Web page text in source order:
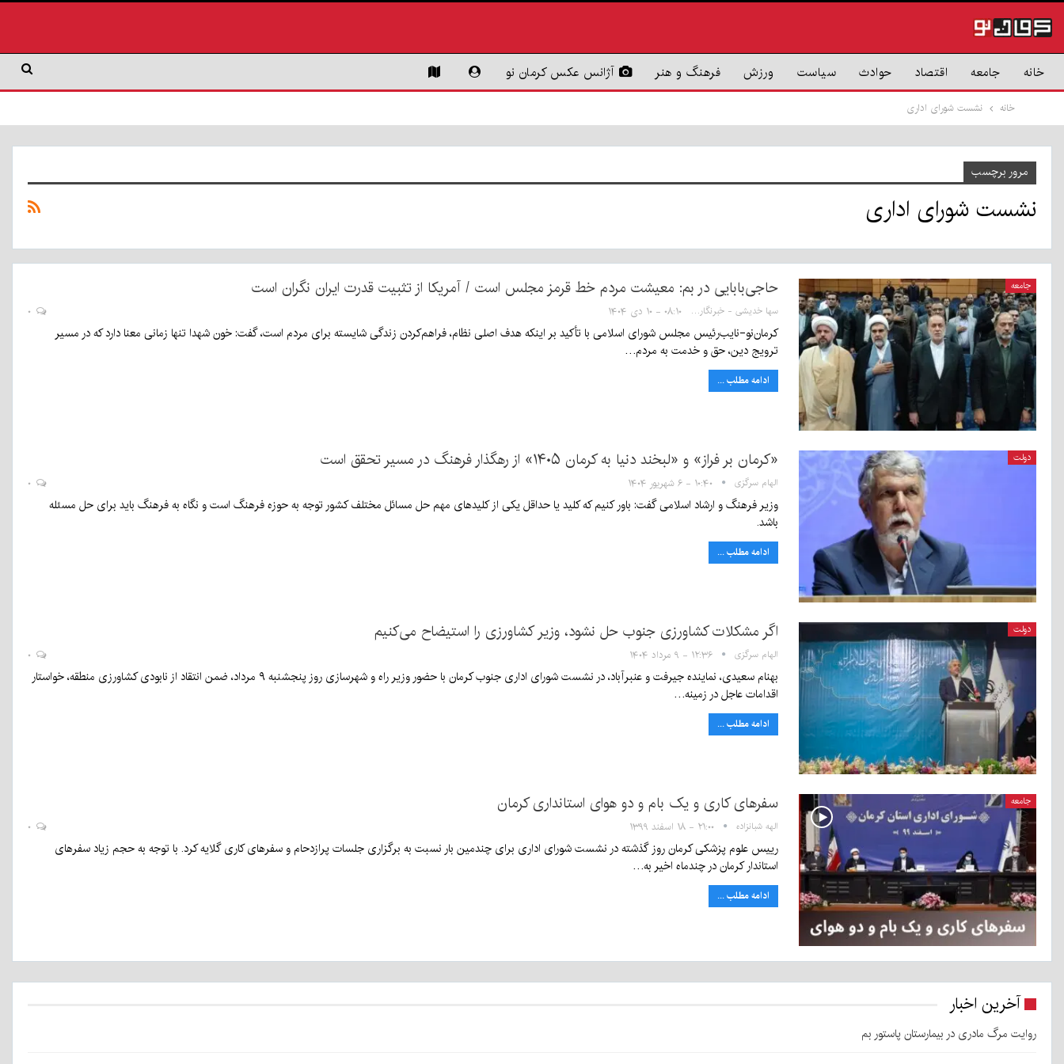
خانه جامعه اقتصاد حوادث سیاست ورزش فرهنگ و هنر آژانس عکس کرمان نو
خانه نشست شورای اداری
مرور برچسب
نشست شورای اداری
جامعه حاجی‌بابایی در بم: معیشت مردم خط قرمز مجلس است / آمریکا از تثبیت قدرت ایران نگران است
سها خدیشی - خبرنگار ۰۸:۱۰ - ۱۰ دی ۱۴۰۴
کرمان‌نو-نایب‌رئیس مجلس شورای اسلامی با تأکید بر اینکه هدف اصلی نظام، فراهم‌کردن زندگی شایسته برای مردم است، گفت: خون شهدا تنها زمانی معنا دارد که در مسیر
ترویج دین، حق و خدمت به مردم…
ادامه مطلب ...
دولت «کرمان بر فراز» و «لبخند دنیا به کرمان ۱۴۰۵» از رهگذار فرهنگ در مسیر تحقق است
الهام سرگزی ۱۰:۴۰ - ۶ شهریور ۱۴۰۴
وزیر فرهنگ و ارشاد اسلامی گفت: باور کنیم که کلید یا حداقل یکی از کلیدهای مهم حل مسائل مختلف کشور توجه به حوزه فرهنگ است و نگاه به فرهنگ باید برای حل مسئله
باشد.
ادامه مطلب ...
دولت اگر مشکلات کشاورزی جنوب حل نشود، وزیر کشاورزی را استیضاح می‌کنیم
الهام سرگزی ۱۲:۳۶ - ۹ مرداد ۱۴۰۴
بهنام سعیدی، نماینده جیرفت و عنبرآباد، در نشست شورای اداری جنوب کرمان با حضور وزیر راه و شهرسازی روز پنجشنبه ۹ مرداد، ضمن انتقاد از نابودی کشاورزی منطقه، خواستار
اقدامات عاجل در زمینه…
ادامه مطلب ...
جامعه سفرهای کاری و یک بام و دو هوای استانداری کرمان
الهه شبانزاده ۲۱:۰۰ - ۱۸ اسفند ۱۳۹۹
رییس علوم پزشکی کرمان روز گذشته در نشست شورای اداری برای چندمین بار نسبت به برگزاری جلسات پرازدحام و سفرهای کاری گلایه کرد. با توجه به حجم زیاد سفرهای
استاندار کرمان در چندماه اخیر به…
ادامه مطلب ...
آخرین اخبار
روایت مرگ مادری در بیمارستان پاستور بم